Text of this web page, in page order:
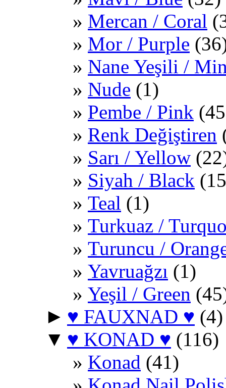
Mercan / Coral
Mor / Purple
Nane Yeşili /
Nude (1)
Pembe / Pink
Renk Değiştiren
Sarı / Yellow
Siyah / Black
Teal (1)
Turkuaz /
Turuncu /
Yavruağzı (1)
Yeşil / Green
► ♥ FAUXNAD ♥ (4)
▼ ♥ KONAD ♥ (116)
Konad (41)